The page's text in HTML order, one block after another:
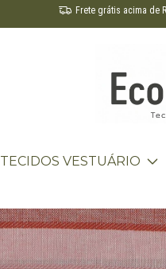
Frete grátis acima de
TECIDOS VESTUÁRIO